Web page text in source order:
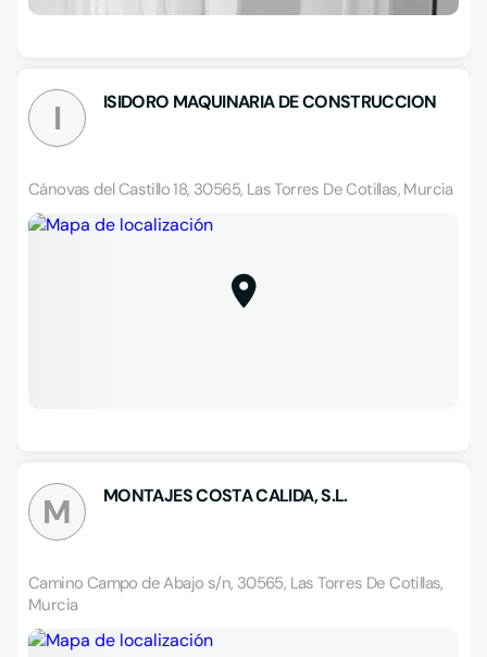
I ISIDORO MAQUINARIA DE CONSTRUCCION
Cánovas del Castillo 18, 30565, Las Torres De Cotillas, Murcia
M MONTAJES COSTA CALIDA, S.L.
Camino Campo de Abajo s/n, 30565, Las Torres De Cotillas,
Murcia